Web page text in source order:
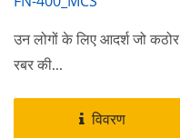
उन लोगों के लिए आदर्श जो कठोर
रबर की...
विवरण